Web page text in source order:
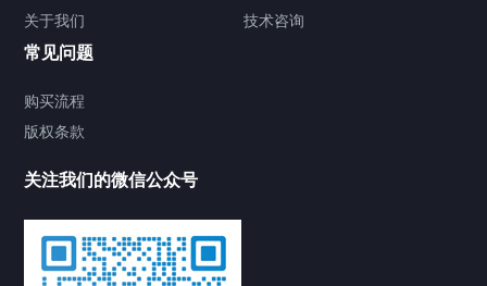
关于我们
技术咨询
常见问题
购买流程
版权条款
关注我们的微信公众号